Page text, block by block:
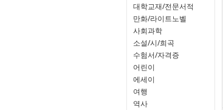
대학교재/전문서적
만화/라이트노벨
사회과학
소설/시/희곡
수험서/자격증
어린이
에세이
여행
역사